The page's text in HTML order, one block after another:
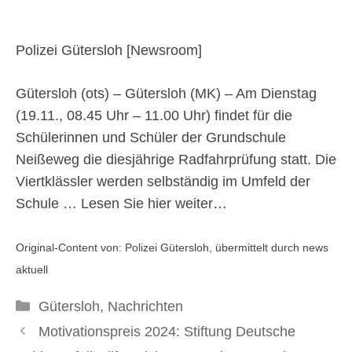
Polizei Gütersloh [Newsroom]
Gütersloh (ots) – Gütersloh (MK) – Am Dienstag
(19.11., 08.45 Uhr – 11.00 Uhr) findet für die
Schülerinnen und Schüler der Grundschule
Neißeweg die diesjährige Radfahrprüfung statt. Die
Viertklässler werden selbständig im Umfeld der
Schule … Lesen Sie hier weiter…
Original-Content von: Polizei Gütersloh, übermittelt durch news
aktuell
Kategorien
Gütersloh, Nachrichten
Motivationspreis 2024: Stiftung Deutsche